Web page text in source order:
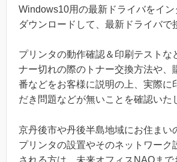
Windows10用の最新ドライバをイン
ダウンロードして、最新ドライバで
プリンタの動作確認＆印刷テストな
ナー切れの際のトナー交換方法や、
番などをお客様に説明の上、実際に
だき問題などが無いことを確認いた
京丹後市や丹後半島地域にお住まい
プリンタの設置やそのネットワーク
される方は、未来オフィスNAOまで